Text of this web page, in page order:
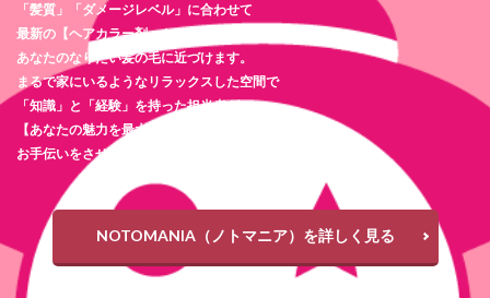
「髪質」「ダメージレベル」に合わせて
最新の【ヘアカラー剤・トリートメント剤】を使用し
あなたのなりたい髪の毛に近づけます。
まるで家にいるようなリラックスした空間で
「知識」と「経験」を持った担当者が
【あなたの魅力を最大限に引き出す】
お手伝いをさせて頂きます。
NOTOMANIA（ノトマニア）を詳しく見る